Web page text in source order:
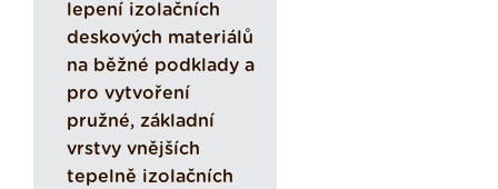
lepení izolačních
deskových materiálů
na běžné podklady a
pro vytvoření
pružné, základní
vrstvy vnějších
tepelně izolačních